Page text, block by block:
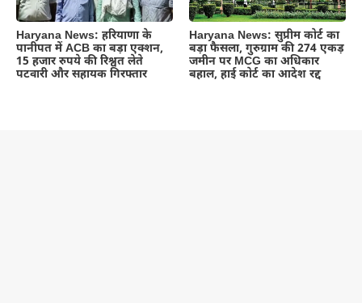
Haryana News: हरियाणा के
पानीपत में ACB का बड़ा एक्शन,
15 हजार रुपये की रिश्वत लेते
पटवारी और सहायक गिरफ्तार
Haryana News: सुप्रीम कोर्ट का
बड़ा फैसला, गुरुग्राम की 274 एकड़
जमीन पर MCG का अधिकार
बहाल, हाई कोर्ट का आदेश रद्द